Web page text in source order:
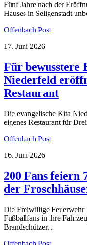
Fünf Jahre nach der
Hauses in Seligenstadt
Offenbach Post
17. Juni 2026
Für
Niederfeld
Restaurant
Die evangelische Kita
eigenes Restaurant für
Offenbach Post
16. Juni 2026
200 Fans feiern
der
Die Freiwillige Feuerwehr
Fußballfans in ihre
Brandschützer...
Offenbach Post